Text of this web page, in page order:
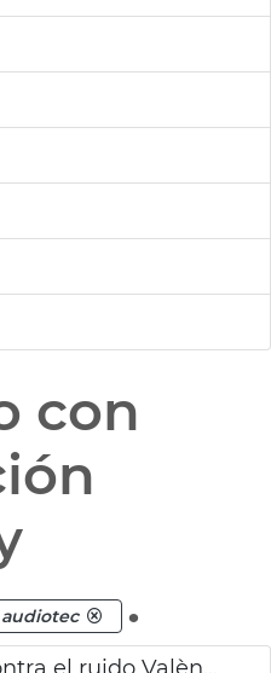
con
audiotec .
Dia Internacional contra el ruido València